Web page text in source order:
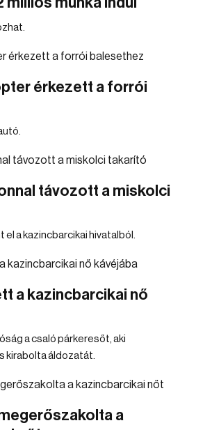
érkezett a forrói
távozott a miskolci
el a kazincbarcikai hivatalból.
a kazincbarcikai nő
a csaló párkeresőt, aki
kirabolta áldozatát.
a